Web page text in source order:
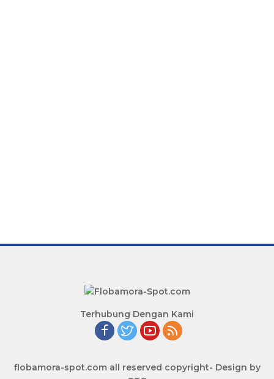
Terhubung Dengan Kami
flobamora-spot.com all reserved copyright- Design by